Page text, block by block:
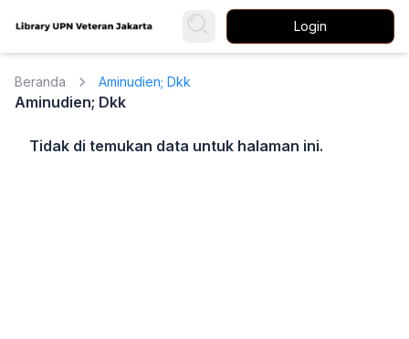
Login
Beranda Aminudien; Dkk
Aminudien; Dkk
Tidak di temukan data untuk halaman ini.